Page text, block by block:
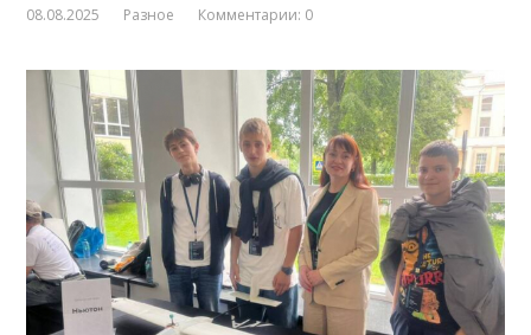
08.08.2025 Разное Комментарии: 0